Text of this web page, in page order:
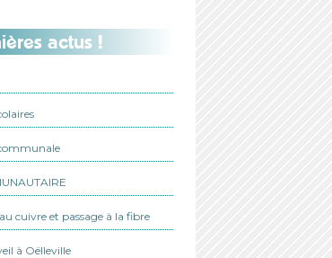
actus !
cuivre et passage à la fibre
à Oëlleville